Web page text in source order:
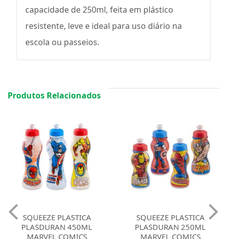
capacidade de 250ml, feita em plástico
resistente, leve e ideal para uso diário na
escola ou passeios.
Produtos Relacionados
SQUEEZE PLASTICA
PLASDURAN 450ML
MARVEL COMICS
SQUEEZE PLASTICA
PLASDURAN 250ML
MARVEL COMICS